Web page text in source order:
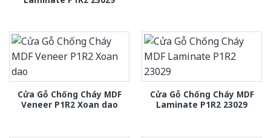
Cửa Gỗ Chống Cháy MDF
Veneer P1R2 Xoan dao
Cửa Gỗ Chống Cháy MDF
Laminate P1R2 23029